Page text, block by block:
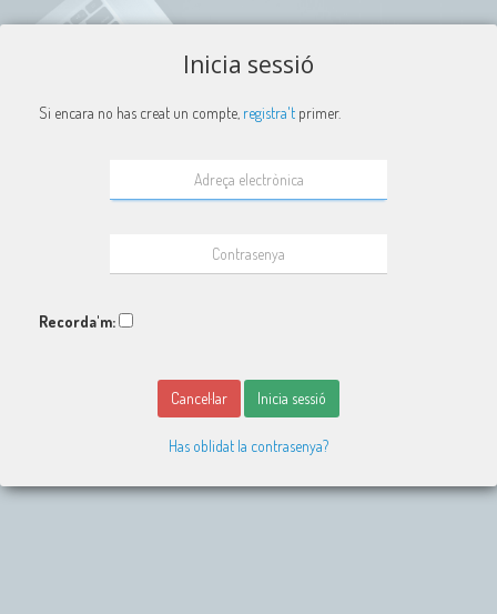
Inicia sessió
Si encara no has creat un compte, registra't primer.
Recorda'm:
Cancel·lar Inicia sessió
Has oblidat la contrasenya?